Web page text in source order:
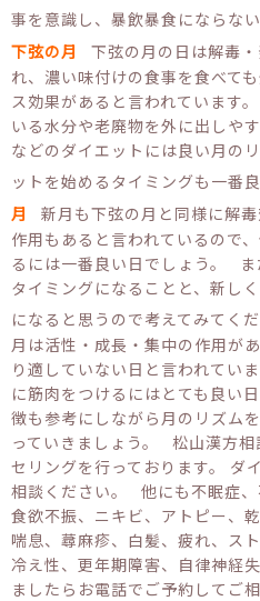
事を意識し、暴飲暴食になら
下弦の月
下弦の月の日は解毒
れ、濃い味付けの食事を食べて
ス効果があると言われています
いる水分や老廃物を外に出しや
などのダイエットには良い月の
ットを始めるタイミングも一
月
新月も下弦の月と同様に解
作用もあると言われているので
るには一番良い日でしょう。
タイミングになることと、新し
になると思うので考えてみて
月は活性・成長・集中の作用が
り適していない日と言われてい
に筋肉をつけるにはとても良
徴も参考にしながら月のリズム
っていきましょう。 松山漢方
セリングを行っております。 ダ
相談ください。 他にも不眠症、
食欲不振、ニキビ、アトピー、
喘息、蕁麻疹、白髪、疲れ、ス
冷え性、更年期障害、自律神経
ましたらお電話でご予約してご相